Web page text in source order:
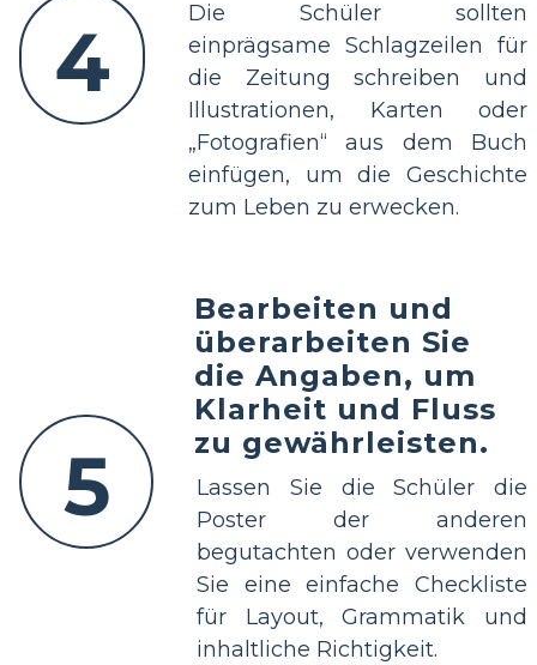
4
Die Schüler sollten
einprägsame Schlagzeilen für
die Zeitung schreiben und
Illustrationen, Karten oder
„Fotografien“ aus dem Buch
einfügen, um die Geschichte
zum Leben zu erwecken.
5
Bearbeiten und
überarbeiten Sie
die Angaben, um
Klarheit und Fluss
zu gewährleisten.
Lassen Sie die Schüler die
Poster der anderen
begutachten oder verwenden
Sie eine einfache Checkliste
für Layout, Grammatik und
inhaltliche Richtigkeit.